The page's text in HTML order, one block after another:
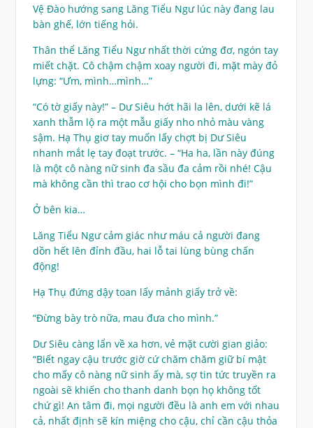
Vệ Đào hướng sang Lăng Tiểu Ngư lúc này đang lau
bàn ghế, lớn tiếng hỏi.
Thân thể Lăng Tiểu Ngư nhất thời cứng đơ, ngón tay
miết chặt. Cô chậm chậm xoay người đi, mặt mày đỏ
lựng: “Ưm, mình…mình…”
“Có tờ giấy này!” – Dư Siêu hớt hãi la lên, dưới kẽ lá
xanh thẫm lộ ra một mẫu giấy nho nhỏ màu vàng
sậm. Hạ Thụ giơ tay muốn lấy chợt bị Dư Siêu
nhanh mắt lẹ tay đoạt trước. – “Ha ha, lần này đúng
là một cô nàng nữ sinh đa sầu đa cảm rồi nhé! Cậu
mà không cần thì trao cơ hội cho bọn mình đi!”
Ở bên kia…
Lăng Tiểu Ngư cảm giác như máu cả người đang
dồn hết lên đỉnh đầu, hai lỗ tai lùng bùng chấn
động!
Hạ Thụ đứng dậy toan lấy mảnh giấy trở về:
“Đừng bày trò nữa, mau đưa cho mình.”
Dư Siêu càng lẩn về xa hơn, vẻ mặt cười gian giảo:
“Biết ngay cậu trước giờ cứ chăm chăm giữ bí mật
cho mấy cô nàng nữ sinh ấy mà, sợ tin tức truyền ra
ngoài sẽ khiến cho thanh danh bọn họ không tốt
chứ gì! An tâm đi, mọi người đều là anh em với nhau
cả, nhất định sẽ kín miệng cho cậu, chỉ cần cậu thỏa